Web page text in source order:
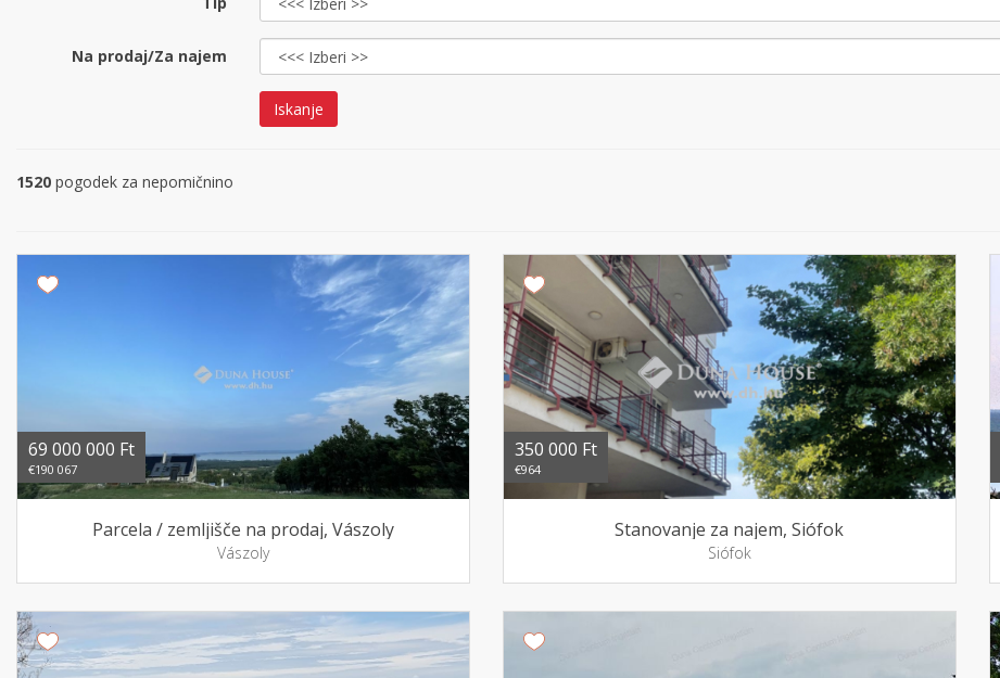
Na prodaj/Za najem
Iskanje
1520 pogodek za nepomičnino
69 000 000 Ft
€190 067
Parcela / zemljišče na prodaj, Vászoly
Vászoly
350 000 Ft
€964
Stanovanje za najem, Siófok
Siófok